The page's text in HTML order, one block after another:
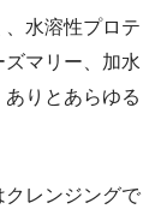
水溶性プロテ
マリー、加水
りとあらゆる
クレンジングで